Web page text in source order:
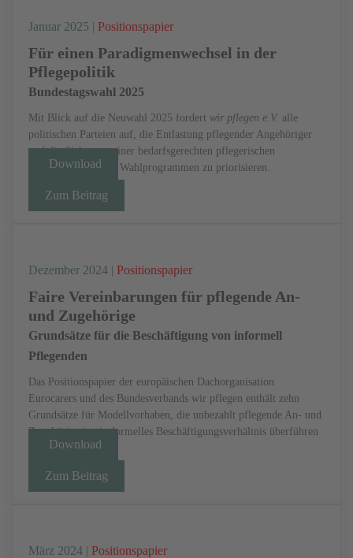
Januar 2025 | Positionspapier
Für einen Paradigmenwechsel in der
Pflegepolitik
Bundestagswahl 2025
Mit Blick auf die Neuwahl 2025 fordert wir pflegen e.V. alle
politischen Parteien auf, die Entlastung pflegender Angehöriger
und die Sicherung einer bedarfsgerechten pflegerischen
Versorgung in ihren Wahlprogrammen zu priorisieren.
Download
Zum Beitrag
Dezember 2024 | Positionspapier
Faire Vereinbarungen für pflegende An-
und Zugehörige
Grundsätze für die Beschäftigung von informell
Pflegenden
Das Positionspapier der europäischen Dachorganisation
Eurocarers und des Bundesverbands wir pflegen enthält zehn
Grundsätze für Modellvorhaben, die unbezahlt pflegende An- und
Zugehörige in ein formelles Beschäftigungsverhältnis überführen
Download
Zum Beitrag
März 2024 | Positionspapier